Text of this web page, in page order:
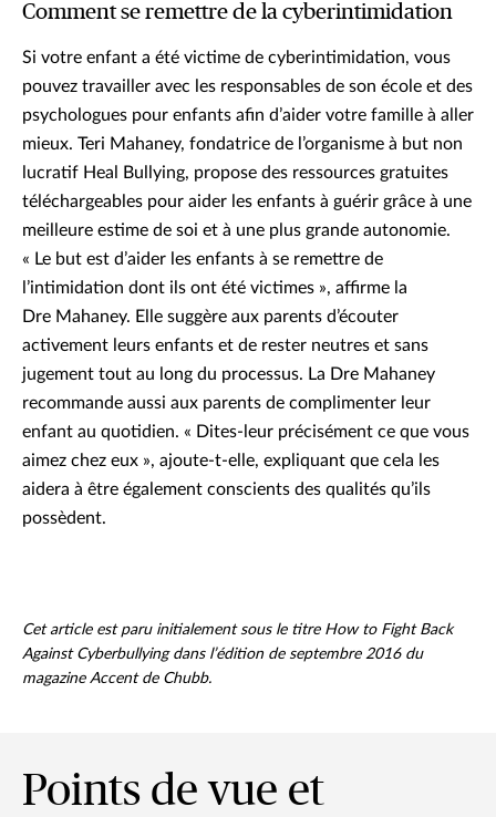
Comment se remettre de la cyberintimidation
Si votre enfant a été victime de cyberintimidation, vous
pouvez travailler avec les responsables de son école et des
psychologues pour enfants afin d’aider votre famille à aller
mieux. Teri Mahaney, fondatrice de l’organisme à but non
lucratif Heal Bullying, propose des ressources gratuites
téléchargeables pour aider les enfants à guérir grâce à une
meilleure estime de soi et à une plus grande autonomie.
« Le but est d’aider les enfants à se remettre de
l’intimidation dont ils ont été victimes », affirme la
Dre Mahaney. Elle suggère aux parents d’écouter
activement leurs enfants et de rester neutres et sans
jugement tout au long du processus. La Dre Mahaney
recommande aussi aux parents de complimenter leur
enfant au quotidien. « Dites-leur précisément ce que vous
aimez chez eux », ajoute-t-elle, expliquant que cela les
aidera à être également conscients des qualités qu’ils
possèdent.
Cet article est paru initialement sous le titre How to Fight Back
Against Cyberbullying dans l’édition de septembre 2016 du
magazine Accent de Chubb.
Points de vue et